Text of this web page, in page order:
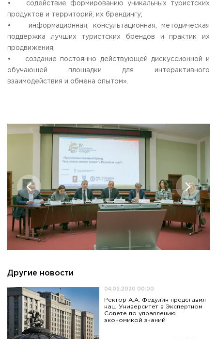
• содействие формированию уникальных туристских
продуктов и территорий, их брендингу;
• информационная, консультационная, методическая
поддержка лучших туристских брендов и практик их
продвижения;
• создание постоянно действующей дискуссионной и
обучающей площадки для интерактивного
взаимодействия и обмена опытом».
Другие новости
04.02.2020 00:00
Ректор А.А. Федулин представил
наш Университет в Экспертном
Совете по управлению
экономикой знаний